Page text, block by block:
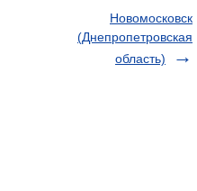
Новомосковск
(Днепропетровская
область)